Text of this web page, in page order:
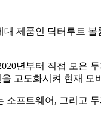
제품인 닥터루트
년부터 직접 모은
고도화시켜 현재 모
프트웨어, 그리고